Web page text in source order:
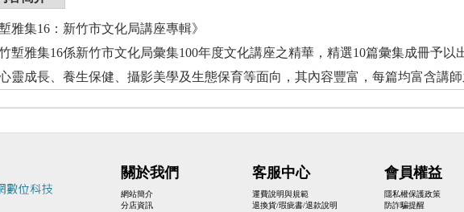
塹雅集16：新竹市文化局講座專輯》
雅集16係新竹市文化局彙集100年度文化講座之精華，精選10篇彙集成冊予以
靈成長、養生保健、攝影美學及生態保育等面向，其內容豐富，每篇均富含講師
關於我們
網站簡介
分店資訊
客服中心
運費說明與規範
退換貨/瑕疵書/退款說明
會員權益
隱私權保護政策
防詐騙提醒